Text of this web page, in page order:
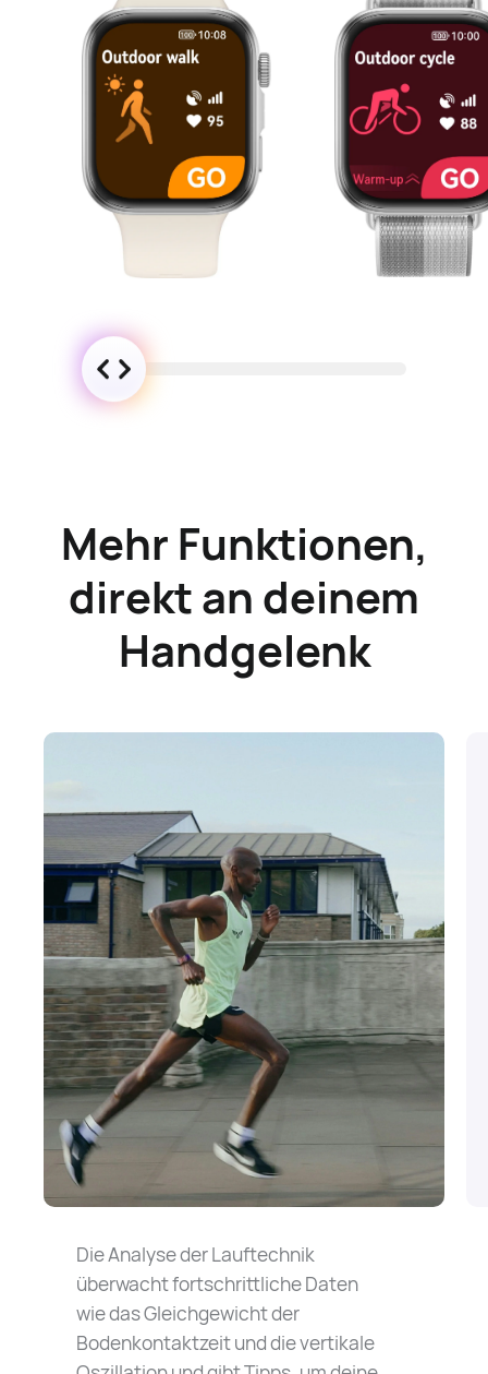
Mehr Funktionen,
direkt an deinem
Handgelenk
Die Analyse der Lauftechnik
überwacht fortschrittliche Daten
wie das Gleichgewicht der
Bodenkontaktzeit und die vertikale